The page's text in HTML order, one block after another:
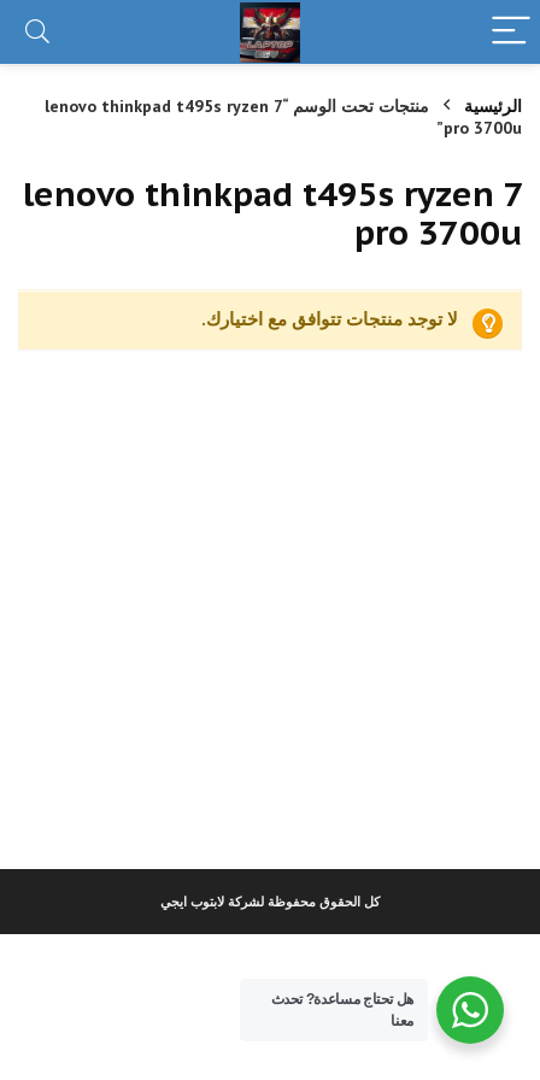
الرئيسية
منتجات تحت الوسم “lenovo thinkpad t495s ryzen 7
pro 3700u”
lenovo thinkpad t495s ryzen 7
pro 3700u
لا توجد منتجات تتوافق مع اختيارك.
كل الحقوق محفوظة لشركة لابتوب ايجي
هل تحتاج مساعدة?تحدث
معنا